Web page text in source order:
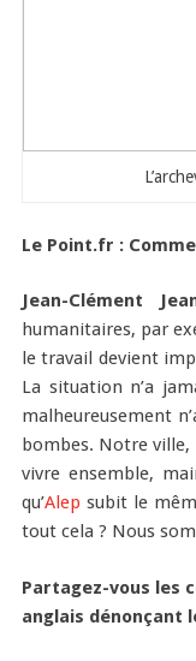
Le Point.fr :
Jean-Clément
humanitaires, par
le travail devient
La situation n’a
malheureusement
bombes. Notre
vivre ensemble,
qu’Alep subit le
tout cela ? Nous
Partagez-vous les
anglais dénonçant